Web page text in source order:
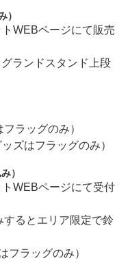
）
WEBページにて販売
ランドスタンド上段
ラッグのみ）
ズはフラッグのみ）
）
WEBページにて受付
るとエリア限定で鈴
ラッグのみ）